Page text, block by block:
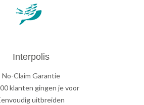
Interpolis
No-Claim Garantie
klanten gingen je voor
uitbreiden